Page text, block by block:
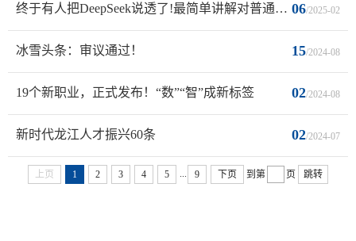
06/2025-02
终于有人把DeepSeek说透了!最简单讲解对普通人有什么机会
15/2024-08
冰雪头条：审议通过！
02/2024-08
19个新职业，正式发布！“数”“智”成新标签
02/2024-07
新时代龙江人才振兴60条
上页 1 2 3 4 5 ... 9 下页 到第 页 跳转